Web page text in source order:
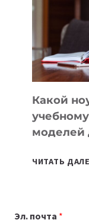
Какой
моделей
ЧИТАТЬ
Эл. почта *